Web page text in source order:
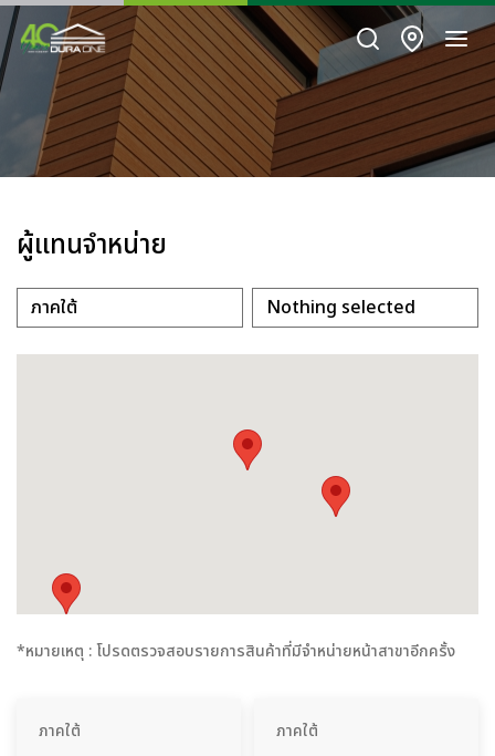
ผู้แทนจำหน่าย
ภาคใต้ Nothing selected
*หมายเหตุ : โปรดตรวจสอบรายการสินค้าที่มีจำหน่ายหน้าสาขาอีกครั้ง
ภาคใต้ ภาคใต้